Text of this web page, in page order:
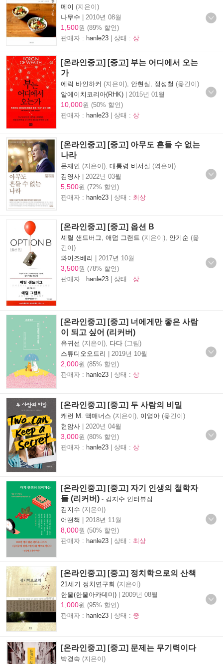
메이 (지은이)
나무수 | 2010년 08월
1,500원 (89% 할인)
판매자 : hanle23 | 상태 : 상
[온라인중고] [중고] 부는 어디에서 오는
가
에릭 바인하커 (지은이), 안현실 정성철 (옮긴이)
알에이치코리아(RHK) | 2015년 01월
10,000원 (50% 할인)
판매자 : hanle23 | 상태 : 상
[온라인중고] [중고] 아무도 흔들 수 없는
나라
문재인 (지은이), 대통령 비서실 (엮은이)
김영사 | 2022년 03월
5,500원 (72% 할인)
판매자 : hanle23 | 상태 : 최상
[온라인중고] [중고] 옵션 B
셰릴 샌드버그 애덤 그랜트 (지은이), 안기순 (옮
긴이)
와이즈베리 | 2017년 10월
3,500원 (78% 할인)
판매자 : hanle23 | 상태 : 상
[온라인중고] [중고] 너에게만 좋은 사람
이 되고 싶어 (리커버)
유귀선 (지은이), 다다 (그림)
스튜디오오드리 | 2019년 10월
2,000원 (85% 할인)
판매자 : hanle23 | 상태 : 상
[온라인중고] [중고] 두 사람의 비밀
캐런 M. 맥매너스 (지은이), 이영아 (옮긴이)
현암사 | 2020년 04월
3,000원 (80% 할인)
판매자 : hanle23 | 상태 : 상
[온라인중고] [중고] 자기 인생의 철학자
들 (리커버) - 김지수 인터뷰집
김지수 (지은이)
어떤책 | 2018년 11월
8,000원 (50% 할인)
판매자 : hanle23 | 상태 : 최상
[온라인중고] [중고] 정치학으로의 산책
21세기 정치연구회 (지은이)
한울(한울아카데미) | 2009년 08월
1,000원 (95% 할인)
판매자 : hanle23 | 상태 : 중
[온라인중고] [중고] 문제는 무기력이다
박경숙 (지은이)